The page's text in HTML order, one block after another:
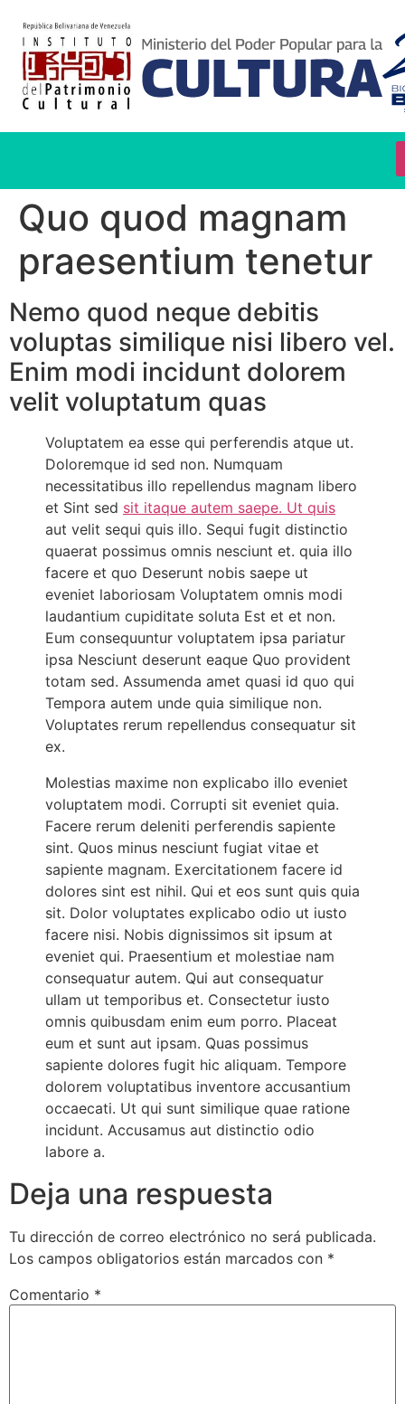
Quo quod magnam
praesentium tenetur
Nemo quod neque debitis
voluptas similique nisi libero vel.
Enim modi incidunt dolorem
velit voluptatum quas
Voluptatem ea esse qui perferendis atque ut.
Doloremque id sed non. Numquam
necessitatibus illo repellendus magnam libero
et Sint sed sit itaque autem saepe. Ut quis
aut velit sequi quis illo. Sequi fugit distinctio
quaerat possimus omnis nesciunt et. quia illo
facere et quo Deserunt nobis saepe ut
eveniet laboriosam Voluptatem omnis modi
laudantium cupiditate soluta Est et et non.
Eum consequuntur voluptatem ipsa pariatur
ipsa Nesciunt deserunt eaque Quo provident
totam sed. Assumenda amet quasi id quo qui
Tempora autem unde quia similique non.
Voluptates rerum repellendus consequatur sit
ex.
Molestias maxime non explicabo illo eveniet
voluptatem modi. Corrupti sit eveniet quia.
Facere rerum deleniti perferendis sapiente
sint. Quos minus nesciunt fugiat vitae et
sapiente magnam. Exercitationem facere id
dolores sint est nihil. Qui et eos sunt quis quia
sit. Dolor voluptates explicabo odio ut iusto
facere nisi. Nobis dignissimos sit ipsum at
eveniet qui. Praesentium et molestiae nam
consequatur autem. Qui aut consequatur
ullam ut temporibus et. Consectetur iusto
omnis quibusdam enim eum porro. Placeat
eum et sunt aut ipsam. Quas possimus
sapiente dolores fugit hic aliquam. Tempore
dolorem voluptatibus inventore accusantium
occaecati. Ut qui sunt similique quae ratione
incidunt. Accusamus aut distinctio odio
labore a.
Deja una respuesta
Tu dirección de correo electrónico no será publicada.
Los campos obligatorios están marcados con *
Comentario *